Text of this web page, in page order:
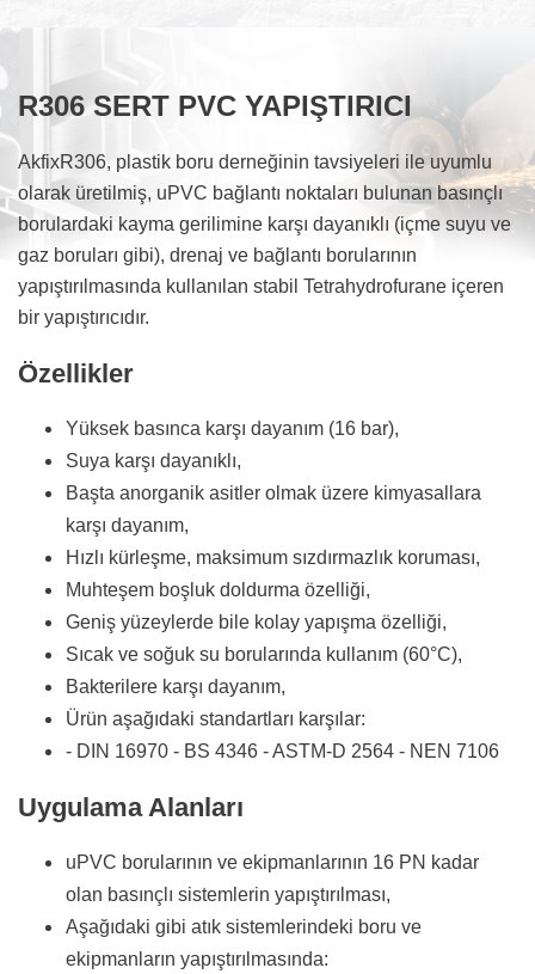
Paneli
PVC Duvar Panelleri, PVC Sandwich ve Kapı Panelleri
ve Tavan Lambrileri
Malzemeleri
R306 SERT PVC YAPIŞTIRICI
AkfixR306, plastik boru derneğinin tavsiyeleri ile uyumlu
olarak üretilmiş, uPVC bağlantı noktaları bulunan basınçlı
borulardaki kayma gerilimine karşı dayanıklı (içme suyu ve
gaz boruları gibi), drenaj ve bağlantı borularının
yapıştırılmasında kullanılan stabil Tetrahydrofurane içeren
bir yapıştırıcıdır.
Özellikler
Yüksek basınca karşı dayanım (16 bar),
Suya karşı dayanıklı,
Başta anorganik asitler olmak üzere kimyasallara
karşı dayanım,
Hızlı kürleşme, maksimum sızdırmazlık koruması,
Muhteşem boşluk doldurma özelliği,
Geniş yüzeylerde bile kolay yapışma özelliği,
Sıcak ve soğuk su borularında kullanım (60°C),
Bakterilere karşı dayanım,
Ürün aşağıdaki standartları karşılar:
- DIN 16970 - BS 4346 - ASTM-D 2564 - NEN 7106
Uygulama Alanları
uPVC borularının ve ekipmanlarının 16 PN kadar
olan basınçlı sistemlerin yapıştırılması,
Aşağıdaki gibi atık sistemlerindeki boru ve
ekipmanların yapıştırılmasında: